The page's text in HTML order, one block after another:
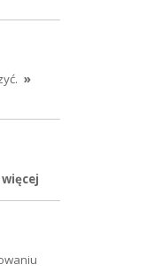
»
więcej